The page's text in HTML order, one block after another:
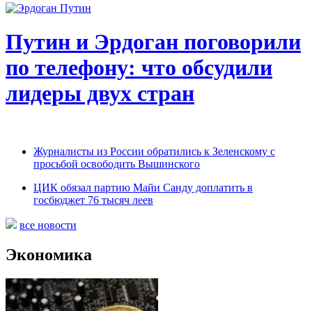
Путин и Эрдоган поговорили
по телефону: что обсудили
лидеры двух стран
Журналисты из России обратились к Зеленскому c
просьбой освободить Вышинского
ЦИК обязал партию Майи Санду доплатить в
госбюджет 76 тысяч леев
все новости
Экономика